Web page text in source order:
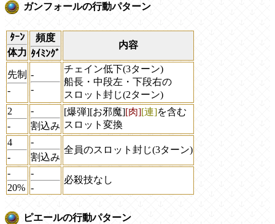
ガンフォールの行動パターン
ﾀｰﾝ
体力
頻度
ﾀｲﾐﾝｸﾞ
内容
先制
-
-
-
チェイン低下(3ターン)
船長・中段左・下段右の
スロット封じ(2ターン)
2
-
-
割込み
[爆弾][お邪魔][肉][連]を含む
スロット変換
4
-
-
割込み
全員のスロット封じ(3ターン)
-
20%
-
-
必殺技なし
ピエールの行動パターン